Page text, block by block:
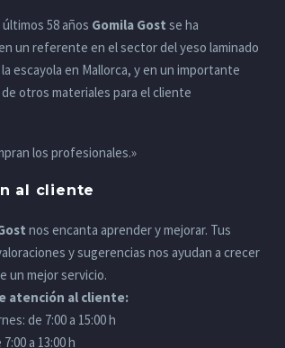
58 años Gomila Gost se ha
un referente en el sector del yeso laminado
escayola en Mallorca, y en un importante
otros materiales para el cliente
los profesionales.»
al cliente
nos encanta aprender y mejorar. Tus
y sugerencias nos ayudan a crecer
un mejor servicio.
atención al cliente:
de 7:00 a 15:00 h
a 13:00 h